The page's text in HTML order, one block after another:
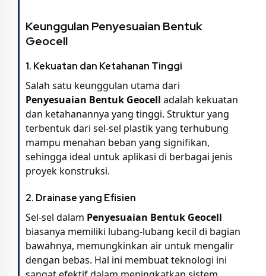
Keunggulan Penyesuaian Bentuk
Geocell
1. Kekuatan dan Ketahanan Tinggi
Salah satu keunggulan utama dari
Penyesuaian Bentuk Geocell adalah kekuatan
dan ketahanannya yang tinggi. Struktur yang
terbentuk dari sel-sel plastik yang terhubung
mampu menahan beban yang signifikan,
sehingga ideal untuk aplikasi di berbagai jenis
proyek konstruksi.
2. Drainase yang Efisien
Sel-sel dalam Penyesuaian Bentuk Geocell
biasanya memiliki lubang-lubang kecil di bagian
bawahnya, memungkinkan air untuk mengalir
dengan bebas. Hal ini membuat teknologi ini